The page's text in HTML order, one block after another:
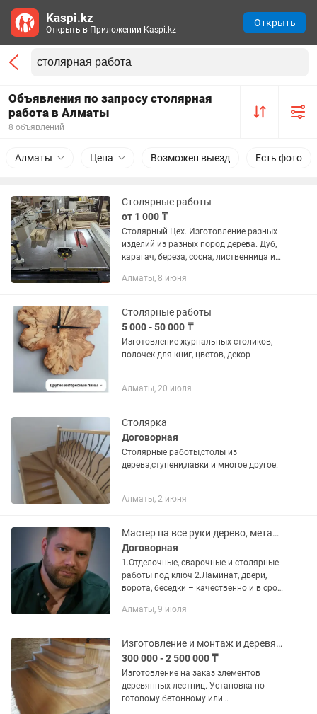
Объявления по запросу столярная
работа в Алматы
8 объявлений
Алматы Цена Возможен выезд Есть фото
Столярные работы
от 1 000 ₸
Столярный Цех. Изготовление разных
изделий из разных пород дерева. Дуб,
карагач, береза, сосна, лиственница и
области, в городе Талгар. По всем
Алматы, 8 июня
Столярные работы
5 000 - 50 000 ₸
Изготовление журнальных столиков,
полочек для книг, цветов, декор
Алматы, 20 июля
Столярка
Договорная
Столярные работы,столы из
дерева,ступени,лавки и многое другое.
Алматы, 2 июня
Мастер на все руки дерево, металл, монтаж оборудования
Договорная
1.Отделочные, сварочные и столярные
работы под ключ 2.Ламинат, двери,
ворота, беседки – качественно и в срок
монтаж оборудования 4.Отделка и
Алматы, 9 июля
Изготовление и монтаж и деревянных лестниц. Изготовление мебели .
300 000 - 2 500 000 ₸
Изготовление на заказ элементов
деревянных лестниц. Установка по
готовому бетонному или
Kaspi.kz
Открыть в Приложении Kaspi.kz
Открыть